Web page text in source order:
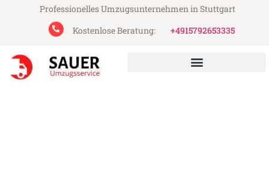
Professionelles Umzugsunternehmen in Stuttgart
Kostenlose Beratung:
+4915792653335